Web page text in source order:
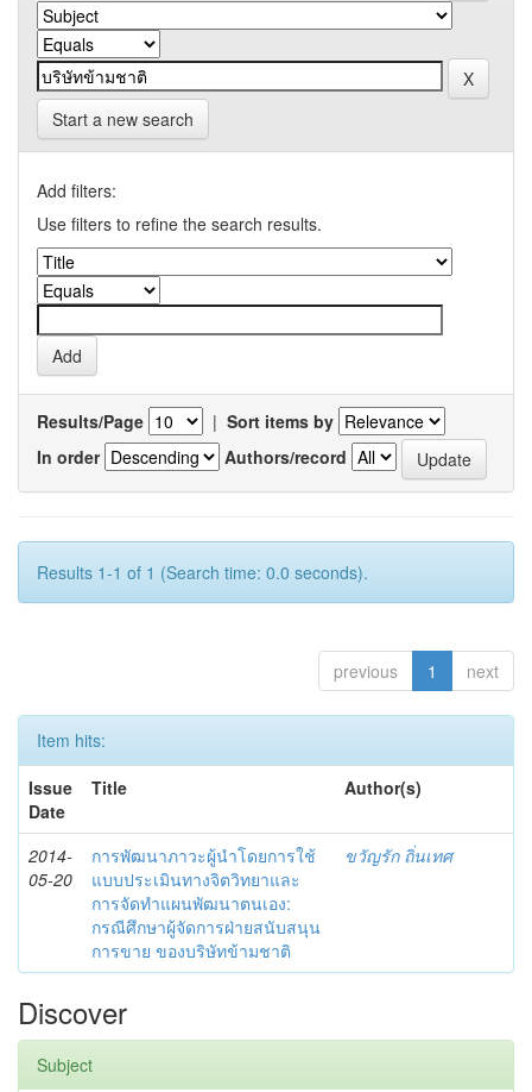
Start a new search
Add filters:
Use filters to refine the search results.
Results/Page | Sort items by
In order
Authors/record
Results 1-1 of 1 (Search time: 0.0 seconds).
previous 1 next
Item hits:
Issue
Date
Title Author(s)
2014-
05-20
การพัฒนาภาวะผู้นำโดยการใช้
แบบประเมินทางจิตวิทยาและ
การจัดทำแผนพัฒนาตนเอง:
กรณีศึกษาผู้จัดการฝ่ายสนับสนุน
การขาย ของบริษัทข้ามชาติ
ขวัญรัก ถิ่นเทศ
Discover
Subject